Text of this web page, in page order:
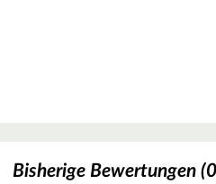
Bisherige Bewertungen